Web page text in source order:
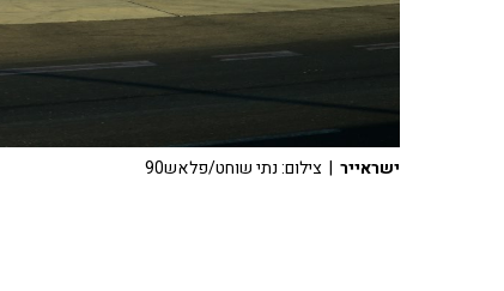
ישראייר | צילום: נתי שוחט/פלאש90